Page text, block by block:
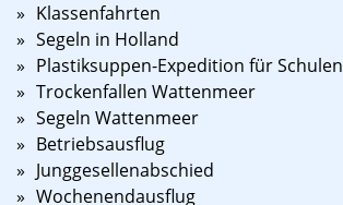
Klassenfahrten
Segeln in Holland
Plastiksuppen-Expedition für Schulen
Trockenfallen Wattenmeer
Segeln Wattenmeer
Betriebsausflug
Junggesellenabschied
Wochenendausflug